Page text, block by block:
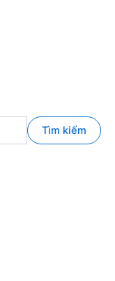
Tìm kiếm